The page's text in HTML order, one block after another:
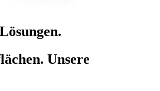
Unsere